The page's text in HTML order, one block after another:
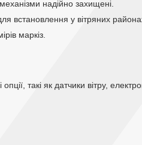
надійно захищені.
встановлення у вітряних
маркіз.
опції, такі як датчики вітру,